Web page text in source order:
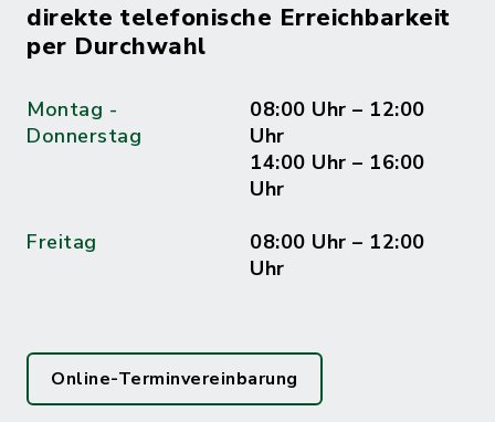
direkte telefonische Erreichbarkeit
per Durchwahl
Montag -
Donnerstag
08:00 Uhr – 12:00
Uhr
14:00 Uhr – 16:00
Uhr
Freitag
08:00 Uhr – 12:00
Uhr
Online-Terminvereinbarung